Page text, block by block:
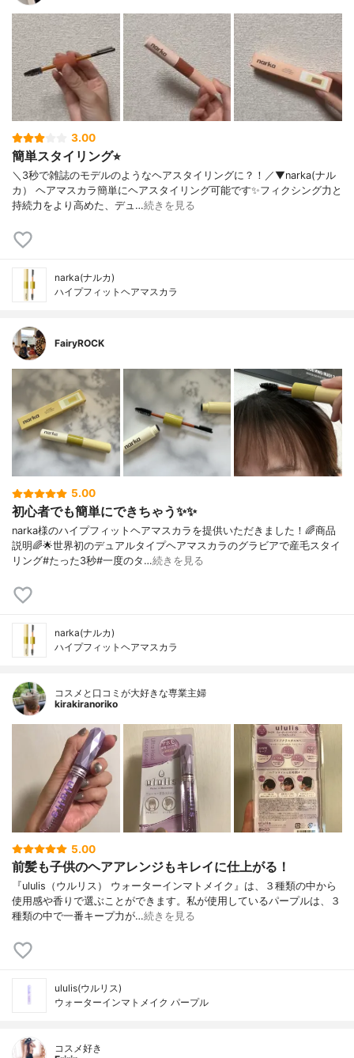
3.00
簡単スタイリング⭐︎
＼3秒で雑誌のモデルのようなヘアスタイリングに？！／▼narka(ナル
カ） ヘアマスカラ簡単にヘアスタイリング可能です✨フィクシング力と
持続力をより高めた、デュ…続きを見る
narka(ナルカ)
ハイプフィットヘアマスカラ
FairyROCK
5.00
初心者でも簡単にできちゃう✨✨
narka様のハイプフィットヘアマスカラを提供いただきました！🌈商品
説明🌈🌟世界初のデュアルタイプヘアマスカラのグラビアで産毛スタイ
リング#たった3秒#一度のタ…続きを見る
narka(ナルカ)
ハイプフィットヘアマスカラ
コスメと口コミが大好きな専業主婦
kirakiranoriko
5.00
前髪も子供のヘアアレンジもキレイに仕上がる！
『ululis（ウルリス） ウォーターインマトメイク』は、３種類の中から
使用感や香りで選ぶことができます。私が使用しているパープルは、３
種類の中で一番キープ力が…続きを見る
ululis(ウルリス)
ウォーターインマトメイク パープル
コスメ好き